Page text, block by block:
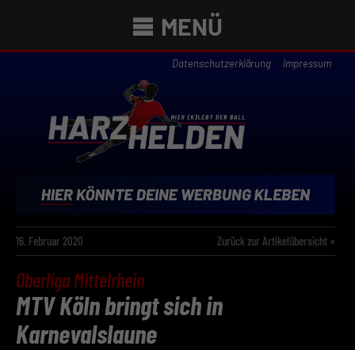
MENÜ
Datenschutzerklärung Impressum
16. Februar 2020 Zurück zur Artikelübersicht »
Oberliga Mittelrhein
MTV Köln bringt sich in
Karnevalslaune